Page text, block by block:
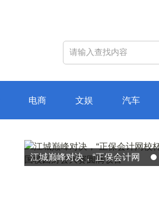
电商 文娱 汽车
江城巅峰对决，“正保会计网